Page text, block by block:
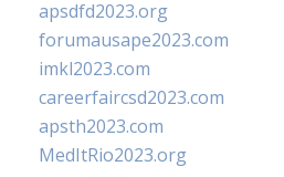
apsdfd2023.org
forumausape2023.com
imkl2023.com
careerfaircsd2023.com
apsth2023.com
MedItRio2023.org